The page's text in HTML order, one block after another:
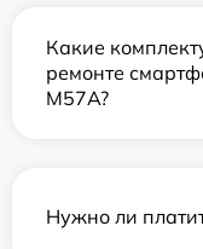
Какие
ремонте
M57A?
Нужно ли